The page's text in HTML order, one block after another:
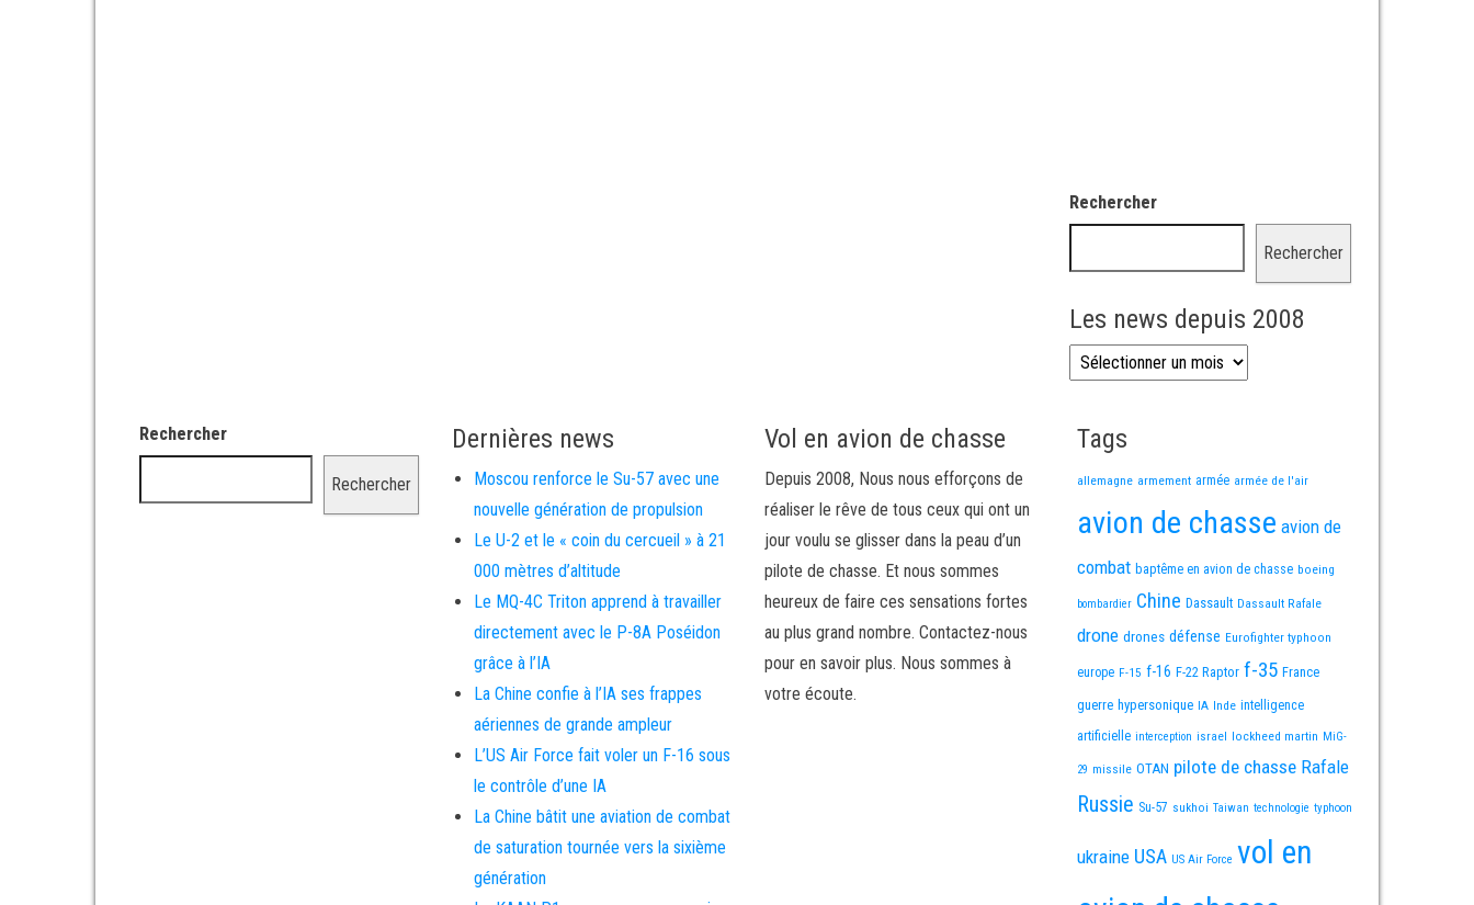
Rechercher
Rechercher
Les news depuis 2008
Les news depuis 2008
Rechercher
Rechercher
Dernières news
Moscou renforce le Su-57 avec une
nouvelle génération de propulsion
Le U-2 et le « coin du cercueil » à 21
000 mètres d’altitude
Le MQ-4C Triton apprend à travailler
directement avec le P-8A Poséidon
grâce à l’IA
La Chine confie à l’IA ses frappes
aériennes de grande ampleur
L’US Air Force fait voler un F-16 sous
le contrôle d’une IA
La Chine bâtit une aviation de combat
de saturation tournée vers la sixième
génération
Vol en avion de chasse
Depuis 2008, Nous nous efforçons de
réaliser le rêve de tous ceux qui ont un
jour voulu se glisser dans la peau d’un
pilote de chasse. Et nous sommes
heureux de faire ces sensations fortes
au plus grand nombre. Contactez-nous
pour en savoir plus. Nous sommes à
votre écoute.
Tags
allemagne armement armée armée de l'air
avion de chasse avion de
combat baptême en avion de chasse boeing
bombardier Chine Dassault Dassault Rafale
drone drones défense Eurofighter typhoon
europe F-15 f-16 F-22 Raptor f-35 France
guerre hypersonique IA Inde intelligence
artificielle interception israel lockheed martin MiG-
29 missile OTAN pilote de chasse Rafale
Russie Su-57 sukhoi Taiwan technologie typhoon
ukraine USA US Air Force vol en